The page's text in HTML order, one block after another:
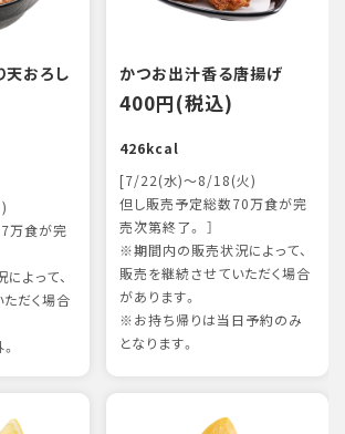
天おろし
万食が完
よって、
だく場合
かつお出汁香る唐揚げ
400円(税込)
426kcal
[7/22(水)～8/18(火)
但し販売予定総数70万食が完
売次第終了。 ］
※期間内の販売状況によって、
販売を継続させていただく場合
があります。
※お持ち帰りは当日予約のみ
となります。